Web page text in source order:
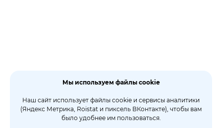
Мы используем файлы cookie
Наш сайт использует файлы cookie и сервисы аналитики
(Яндекс Метрика, Roistat и пиксель ВКонтакте), чтобы вам
было удобнее им пользоваться.